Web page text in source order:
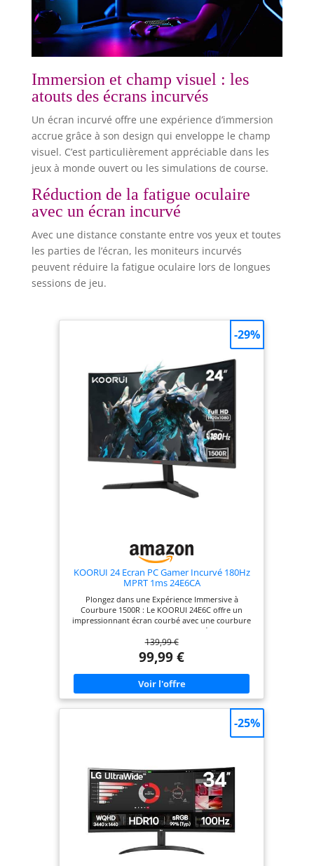
Immersion et champ visuel : les
atouts des écrans incurvés
Un écran incurvé offre une expérience d’immersion
accrue grâce à son design qui enveloppe le champ
visuel. C’est particulièrement appréciable dans les
jeux à monde ouvert ou les simulations de course.
Réduction de la fatigue oculaire
avec un écran incurvé
Avec une distance constante entre vos yeux et toutes
les parties de l’écran, les moniteurs incurvés
peuvent réduire la fatigue oculaire lors de longues
sessions de jeu.
KOORUI 24 Ecran PC Gamer Incurvé 180Hz
MPRT 1ms 24E6CA
Plongez dans une Expérience Immersive à
Courbure 1500R : Le KOORUI 24E6C offre un
impressionnant écran courbé avec une courbure
de 1500R qui vous plonge profondément dans
votre expérience de jeu. La courbure douce crée
une expérience visuelle captivante et réaliste.
Résolution FHD Éclatante : Profitez d'images nettes
et de détails clairs grâce à la résolution Full HD de
1920*1080. Que vous jouiez, regardiez des vidéos
ou travailliez, ce moniteur offre une qualité
d'image impressionnante. Reproduction des
précision des couleurs impressionnante avec une
couverture DCI-P3 de 90% et une couverture sRGB
Connectivité Conviviale et Port Audio : Le 24E6C
est équipé de ports HDMI 1.4 pour une résolution
1080 et de ports DP 1.2 pour une résolution
1080P, offrant une connectivité flexible et
polyvalente avec vos appareils. De plus, un port
audio est disponible pour une expérience sonore
optimale. KOORUI : De la Qualité du Moniteur à
de 24 ans d'expérience dans la fabrication de
139,99 €
99,99 €
-29%
-25%